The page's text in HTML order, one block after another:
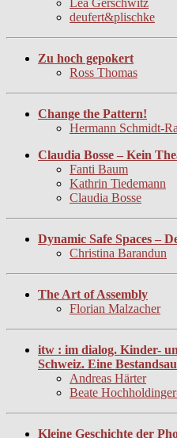
deufert&plischke
Zu hoch gepokert
Ross Thomas
Change the Pattern!
Hermann Schmidt-
Claudia Bosse – Kein
Fanti Baum
Kathrin Tiedemann
Claudia Bosse
Dynamic Safe Spaces –
Christina Barandun
The Art of Assembly
Florian Malzacher
itw : im dialog. Kinder-
Schweiz. Eine
Andreas Härter
Beate
Kleine Geschichte der